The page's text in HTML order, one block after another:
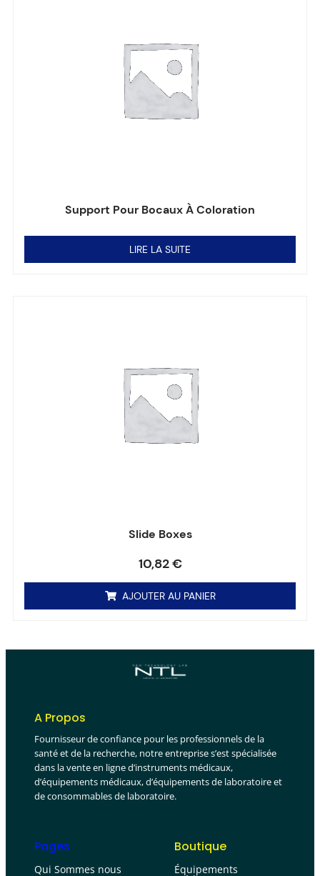
Support Pour Bocaux À Coloration
LIRE LA SUITE
Slide Boxes
10,82€
AJOUTER AU PANIER
A Propos
Fournisseur de confiance pour les professionnels de la
santé et de la recherche, notre entreprise s’est spécialisée
dans la vente en ligne d’instruments médicaux,
d’équipements médicaux, d’équipements de laboratoire et
de consommables de laboratoire.
Pages
Qui Sommes nous
Boutique
Équipements